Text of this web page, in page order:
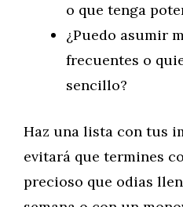
o que tenga
¿Puedo asumir
frecuentes o
sencillo?
Haz una lista con tus
evitará que termines
precioso que odias